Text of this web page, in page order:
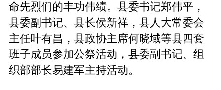
命先烈们的丰功伟绩。县委书记郑伟平，
县委副书记、县长侯新祥，县人大常委会
主任叶有昌，县政协主席何晓域等县四套
班子成员参加公祭活动，县委副书记、组
织部部长易建军主持活动。